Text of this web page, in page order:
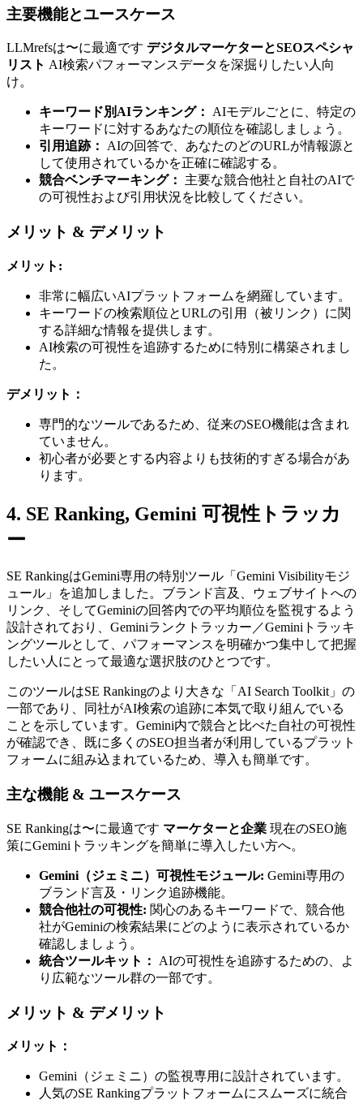
主要機能とユースケース
LLMrefsは〜に最適です デジタルマーケターとSEOスペシャ
リスト AI検索パフォーマンスデータを深掘りしたい人向
け。
キーワード別AIランキング：
AIモデルごとに、特定の
キーワードに対するあなたの順位を確認しましょう。
引用追跡：
AIの回答で、あなたのどのURLが情報源と
して使用されているかを正確に確認する。
競合ベンチマーキング：
主要な競合他社と自社のAIで
の可視性および引用状況を比較してください。
メリット & デメリット
メリット:
非常に幅広いAIプラットフォームを網羅しています。
キーワードの検索順位とURLの引用（被リンク）に関
する詳細な情報を提供します。
AI検索の可視性を追跡するために特別に構築されまし
た。
デメリット：
専門的なツールであるため、従来のSEO機能は含まれ
ていません。
初心者が必要とする内容よりも技術的すぎる場合があ
ります。
4. SE Ranking, Gemini 可視性トラッカ
ー
SE RankingはGemini専用の特別ツール「Gemini Visibilityモジ
ュール」を追加しました。ブランド言及、ウェブサイトへの
リンク、そしてGeminiの回答内での平均順位を監視するよう
設計されており、Geminiランクトラッカー／Geminiトラッキ
ングツールとして、パフォーマンスを明確かつ集中して把握
したい人にとって最適な選択肢のひとつです。
このツールはSE Rankingのより大きな「AI Search Toolkit」の
一部であり、同社がAI検索の追跡に本気で取り組んでいる
ことを示しています。Gemini内で競合と比べた自社の可視性
が確認でき、既に多くのSEO担当者が利用しているプラット
フォームに組み込まれているため、導入も簡単です。
主な機能 & ユースケース
SE Rankingは〜に最適です マーケターと企業 現在のSEO施
策にGeminiトラッキングを簡単に導入したい方へ。
Gemini（ジェミニ）可視性モジュール: Gemini専用の
ブランド言及・リンク追跡機能。
競合他社の可視性: 関心のあるキーワードで、競合他
社がGeminiの検索結果にどのように表示されているか
確認しましょう。
統合ツールキット：
AIの可視性を追跡するための、よ
り広範なツール群の一部です。
メリット & デメリット
メリット：
Gemini（ジェミニ）の監視専用に設計されています。
人気のSE Rankingプラットフォームにスムーズに統合